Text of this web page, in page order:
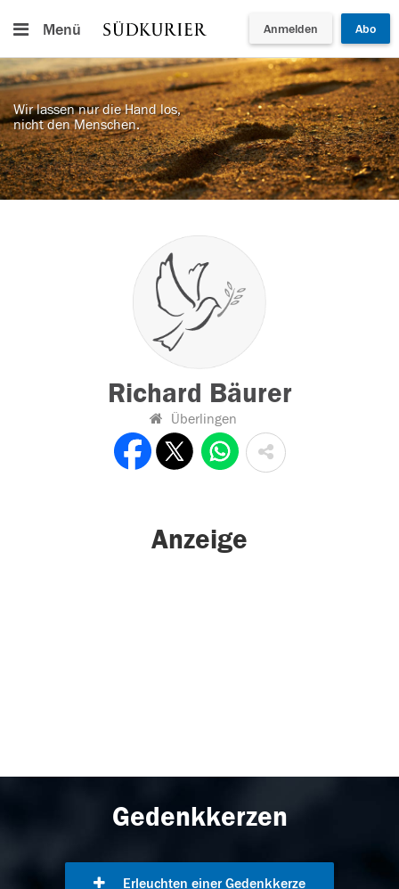
Menü Anmelden Abo
Wir lassen nur die Hand los,
nicht den Menschen.
Richard Bäurer
Überlingen
Anzeige
Gedenkkerzen
Erleuchten einer Gedenkkerze